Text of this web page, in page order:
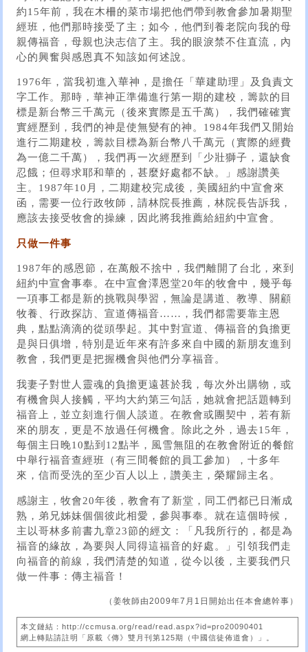
約15年前，我在木柵的菜市場把他們帶到教會參加暑期聖
經班，他們那時接受了主；如今，他們到養老院向我的母
親傳福音，母親也決志信了主。我的眼淚禁不住直流，內
心的興奮與感恩真不知該如何述說。
1976年，當我初進入華神，是擔任「華建助理」及負責文
字工作。那時，華神正準備進行第一期的建校，籌款的目
標是新台幣三千萬元（後來實際是五千萬），我們確確實
實經歷到，我們的神是使無變有的神。1984年我們又開始
進行二期建校，籌款目標為新台幣八千萬元（實際的經費
為一億二千萬），我們再一次經歷到「少壯獅子，還缺食
忍餓；但尋求耶和華的，甚麼好處都不缺。」感謝讚美
主。1987年10月，二期建校完成後，美國紐約中宣會來
函，需要一位行政牧師，請林院長推薦，林院長告訴我，
應該去接受牧會的操練，因此將我推薦給紐約中宣會。
只做一件事
1987年的感恩節，在萬般不捨中，我們離開了台北，來到
紐約中宣會事奉。在中宣會澤恩堂20年的牧會中，幾乎每
一項事工都是新的挑戰與學習，無論是講道、教導、關顧
牧養、行政探訪、宣道傳福音……，我們都需要靠主恩
典，點點滴滴的從頭學起。其中對宣道、傳福音的負擔更
是與日俱增，特別是近年來有許多來自中國的新朋友進到
教會，我們更是把握機會與他們分享福音。
我妻子對世人靈魂的負擔更遠甚於我，每次外出購物，或
有機會與人接觸，平均大約第三句話，她就會把話題轉到
福音上，並立刻進行個人談道。在教會或團契中，若有新
來的朋友，更是不放過任何機會。除此之外，過去15年，
每個主日晚10點到12點半，風雪無阻的在教會附近的餐館
中舉行福音查經班（有三間餐館的員工參加），十多年
來，信而受洗的至少百人以上，讚美主，榮耀歸主名。
感謝主，牧會20年後，教會有了新堂，同工們都已日漸成
熟，弟兄姊妹個個彼此相愛，參與事奉。就在這個時候，
主以哥林多前書九章23節的經文：「凡我所行的，都是為
福音的緣故，為要與人同得這福音的好處。」引領我們走
向福音的前線，我們清楚的知道，從今以後，主要我們只
做一件事：傳主福音！
（姜牧師由2009年7月1日開始出任本會總幹事）
本文鏈結：http://ccmusa.org/read/read.aspx?id=pro20090401
網上轉貼請註明「原載《傳》雙月刊第125期（中國信徒佈道會）」。